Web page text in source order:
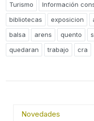
Turismo
Información
bibliotecas
exposicion
balsa
arens quento
quedaran
trabajo cra
Novedades